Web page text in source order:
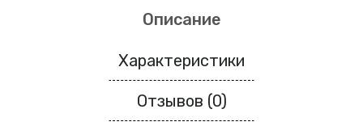
Описание
Характеристики
Отзывов (0)